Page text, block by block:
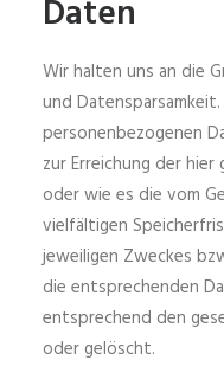
Daten
Wir halten uns an die
und
personenbezogenen
zur Erreichung der
oder wie es die vom
vielfältigen
jeweiligen Zweckes
die entsprechenden
entsprechend den
oder gelöscht.